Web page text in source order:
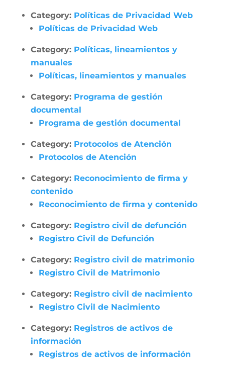
Category: Políticas de Privacidad Web
Políticas de Privacidad Web
Category: Políticas, lineamientos y
manuales
Políticas, lineamientos y manuales
Category: Programa de gestión
documental
Programa de gestión documental
Category: Protocolos de Atención
Protocolos de Atención
Category: Reconocimiento de firma y
contenido
Reconocimiento de firma y contenido
Category: Registro civil de defunción
Registro Civil de Defunción
Category: Registro civil de matrimonio
Registro Civil de Matrimonio
Category: Registro civil de nacimiento
Registro Civil de Nacimiento
Category: Registros de activos de
información
Registros de activos de información